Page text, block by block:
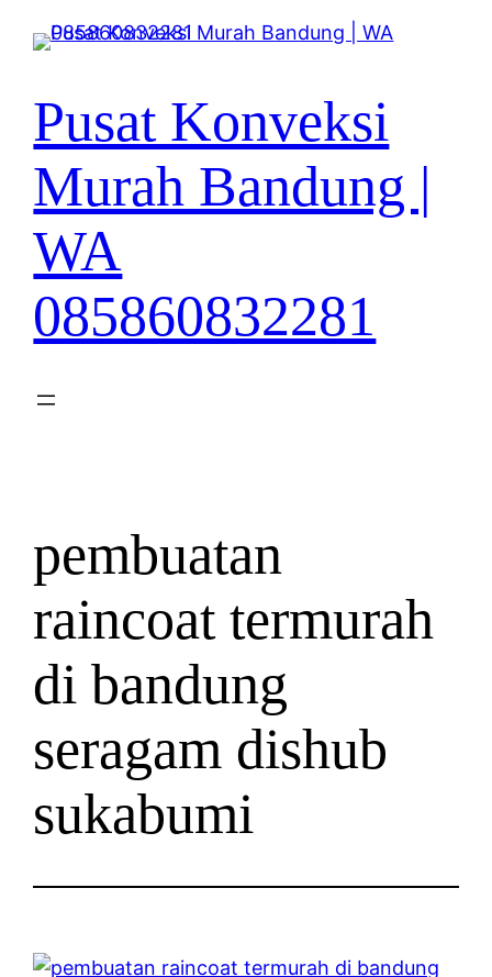
Lewati
Pusat Konveksi
Murah Bandung |
WA
085860832281
pembuatan
raincoat termurah
di bandung
seragam dishub
sukabumi